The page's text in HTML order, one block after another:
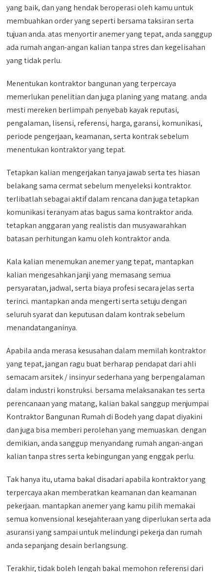
yang baik, dan yang hendak beroperasi oleh kamu untuk
membuahkan order yang seperti bersama taksiran serta
tujuan anda. atas menyortir anemer yang tepat, anda sanggup
ada rumah angan-angan kalian tanpa stres dan kegelisahan
yang tidak perlu.
Menentukan kontraktor bangunan yang terpercaya
memerlukan penelitian dan juga planing yang matang. anda
mesti mereken berlimpah penyebab kayak reputasi,
pengalaman, lisensi, referensi, harga, garansi, komunikasi,
periode pengerjaan, keamanan, serta kontrak sebelum
menentukan kontraktor yang tepat.
Tetapkan kalian mengerjakan tanya jawab serta tes hiasan
belakang sama cermat sebelum menyeleksi kontraktor.
terlibatlah sebagai aktif dalam rencana dan juga tetapkan
komunikasi teranyam atas bagus sama kontraktor anda.
tetapkan anggaran yang realistis dan musyawarahkan
batasan perhitungan kamu oleh kontraktor anda.
Kala kalian menemukan anemer yang tepat, mantapkan
kalian mengesahkan janji yang memasang semua
persyaratan, jadwal, serta biaya profesi secara jelas serta
terinci. mantapkan anda mengerti serta setuju dengan
seluruh syarat dan keputusan dalam kontrak sebelum
menandatanganinya.
Apabila anda merasa kesusahan dalam memilah kontraktor
yang tepat, jangan ragu buat berharap pendapat dari ahli
semacam arsitek / insinyur sederhana yang berpengalaman
dalam industri konstruksi. bersama melaksanakan tes serta
perencanaan yang matang, kalian bakal sanggup menjumpai
Kontraktor Bangunan Rumah di Bodeh yang dapat diyakini
dan juga bisa memberi perolehan yang memuaskan. dengan
demikian, anda sanggup menyandang rumah angan-angan
kalian tanpa stres serta kebingungan yang enggak perlu.
Tak hanya itu, utama bakal disadari apabila kontraktor yang
terpercaya akan memberatkan keamanan dan keamanan
pekerjaan. mantapkan anemer yang kamu pilih memakai
semua konvensional kesejahteraan yang diperlukan serta ada
asuransi yang sampai untuk melindungi pekerja dan rumah
anda sepanjang desain berlangsung.
Terakhir, tidak boleh lengah bakal memohon referensi dari